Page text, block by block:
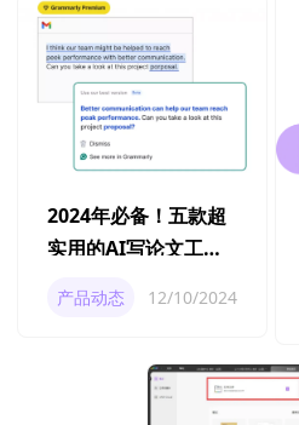
2024年必备！五款超
实用的AI写论文工具
产品动态 12/10/2024